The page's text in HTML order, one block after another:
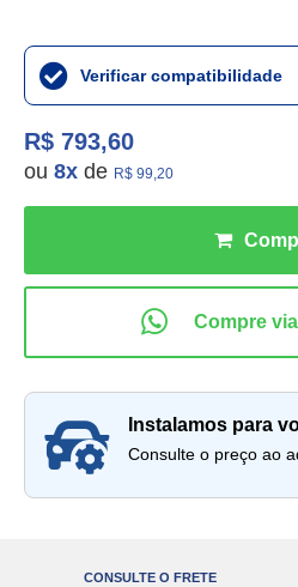
Verificar compatibilidade
R$ 793,60
ou 8x de R$ 99,20
instalamos para
Consulte o preço ao
CONSULTE O FRETE